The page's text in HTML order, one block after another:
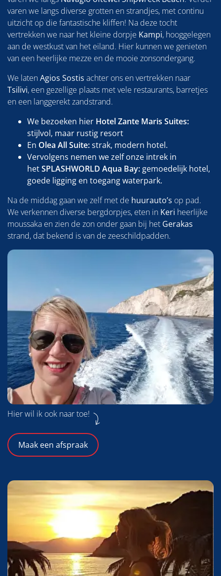
varen we langs diverse grotten en strandjes, met continu
uitzicht op die fantastische kliffen! Na deze tocht
vertrekken we naar het kleine dorpje Kampi, hooggelegen
aan de westkust van het eiland. Hier kunnen we genieten
van een heerlijke mezze en de mooie zonsondergang.
We latenAgios Sostis achter ons en vertrekken naar
Tsilivi, een gezellige plaats met vele restaurants, barretjes
en een langgerekt zandstrand.
We bezoeken hier Hotel Zante Maris Suites:
stijlvol, maar rustig resort
En Olea All Suite:strak, modern hotel.
Vervolgens nemen we zelf onze intrek in
hetSPLASHWORLD Aqua Bay: gemoedelijk hotel,
goede ligging en toegang waterpark.
Na de middag gaan we zelf met de huurauto’s op pad.
We verkennen diverse bergdorpjes, eten in Keri heerlijke
moussaka en zien de zon onder gaan bij het Gerakas
strand, dat bekend is van de zeeschildpadden.
Hier wil ik ook naar toe!
Maak een afspraak